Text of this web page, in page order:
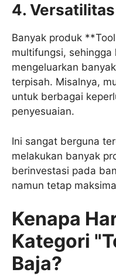
4.
Banyak produk
multifungsi, sehingga
mengeluarkan
terpisah. Misalnya,
untuk berbagai
penyesuaian.
Ini sangat berguna
melakukan banyak
berinvestasi pada
namun tetap
Kenapa
Kategori
Baja?